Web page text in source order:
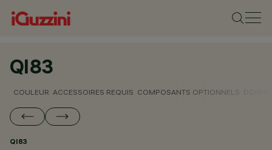
QI83
COULEUR ACCESSOIRES REQUIS COMPOSANTS OPTIONNELS
QI83